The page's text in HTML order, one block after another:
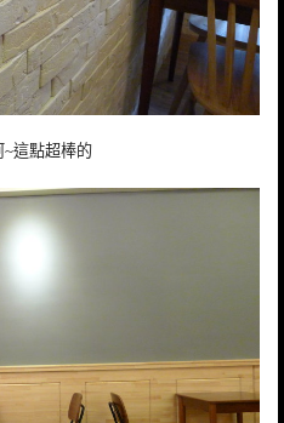
~這點超棒的